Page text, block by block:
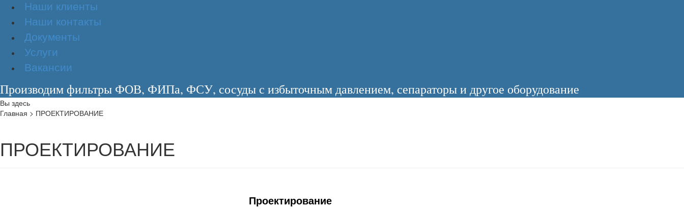
Наши клиенты
Наши контакты
Документы
Услуги
Вакансии
Производим фильтры ФОВ, ФИПа, ФСУ, сосуды с избыточным давлением, сепараторы и другое оборудование
Вы здесь
Главная > ПРОЕКТИРОВАНИЕ
ПРОЕКТИРОВАНИЕ
Проектирование